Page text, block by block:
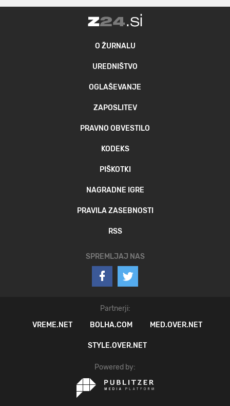
O ŽURNALU
UREDNIŠTVO
OGLAŠEVANJE
ZAPOSLITEV
PRAVNO OBVESTILO
KODEKS
PIŠKOTKI
NAGRADNE IGRE
PRAVILA ZASEBNOSTI
RSS
SPREMLJAJ NAS
Partnerji:
VREME.NET
BOLHA.COM MED.OVER.NET
STYLE.OVER.NET
Powered by: